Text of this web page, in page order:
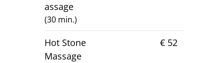
assage
(30 min.)
Hot Stone
Massage
€ 52